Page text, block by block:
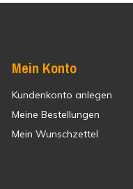
Mein Konto
Kundenkonto anlegen
Meine Bestellungen
Mein Wunschzettel